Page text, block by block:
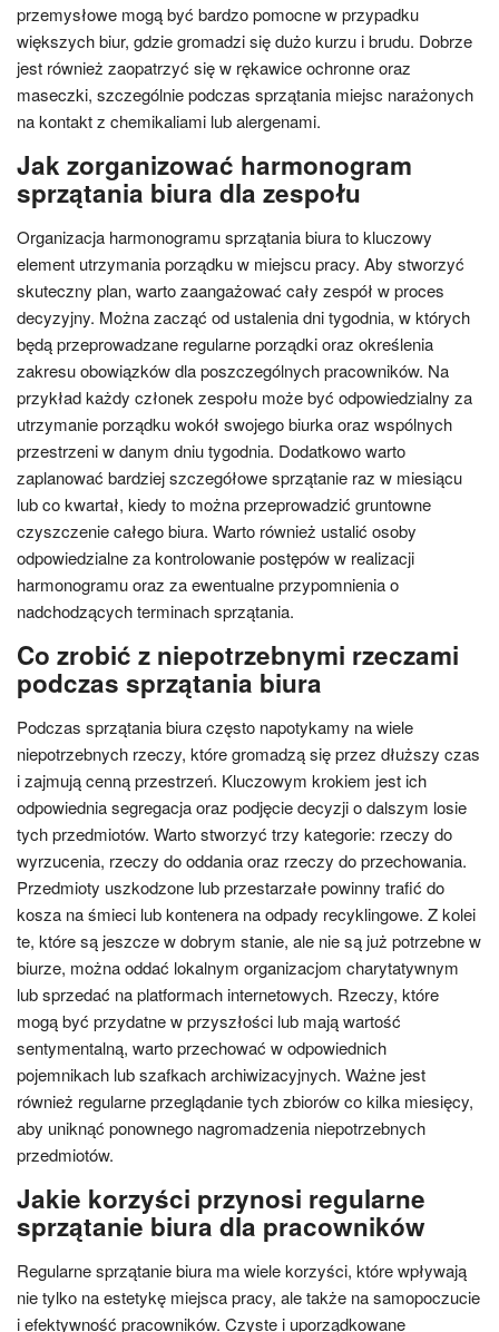
przemysłowe mogą być bardzo pomocne w przypadku
większych biur, gdzie gromadzi się dużo kurzu i brudu. Dobrze
jest również zaopatrzyć się w rękawice ochronne oraz
maseczki, szczególnie podczas sprzątania miejsc narażonych
na kontakt z chemikaliami lub alergenami.
Jak zorganizować harmonogram
sprzątania biura dla zespołu
Organizacja harmonogramu sprzątania biura to kluczowy
element utrzymania porządku w miejscu pracy. Aby stworzyć
skuteczny plan, warto zaangażować cały zespół w proces
decyzyjny. Można zacząć od ustalenia dni tygodnia, w których
będą przeprowadzane regularne porządki oraz określenia
zakresu obowiązków dla poszczególnych pracowników. Na
przykład każdy członek zespołu może być odpowiedzialny za
utrzymanie porządku wokół swojego biurka oraz wspólnych
przestrzeni w danym dniu tygodnia. Dodatkowo warto
zaplanować bardziej szczegółowe sprzątanie raz w miesiącu
lub co kwartał, kiedy to można przeprowadzić gruntowne
czyszczenie całego biura. Warto również ustalić osoby
odpowiedzialne za kontrolowanie postępów w realizacji
harmonogramu oraz za ewentualne przypomnienia o
nadchodzących terminach sprzątania.
Co zrobić z niepotrzebnymi rzeczami
podczas sprzątania biura
Podczas sprzątania biura często napotykamy na wiele
niepotrzebnych rzeczy, które gromadzą się przez dłuższy czas
i zajmują cenną przestrzeń. Kluczowym krokiem jest ich
odpowiednia segregacja oraz podjęcie decyzji o dalszym losie
tych przedmiotów. Warto stworzyć trzy kategorie: rzeczy do
wyrzucenia, rzeczy do oddania oraz rzeczy do przechowania.
Przedmioty uszkodzone lub przestarzałe powinny trafić do
kosza na śmieci lub kontenera na odpady recyklingowe. Z kolei
te, które są jeszcze w dobrym stanie, ale nie są już potrzebne w
biurze, można oddać lokalnym organizacjom charytatywnym
lub sprzedać na platformach internetowych. Rzeczy, które
mogą być przydatne w przyszłości lub mają wartość
sentymentalną, warto przechować w odpowiednich
pojemnikach lub szafkach archiwizacyjnych. Ważne jest
również regularne przeglądanie tych zbiorów co kilka miesięcy,
aby uniknąć ponownego nagromadzenia niepotrzebnych
przedmiotów.
Jakie korzyści przynosi regularne
sprzątanie biura dla pracowników
Regularne sprzątanie biura ma wiele korzyści, które wpływają
nie tylko na estetykę miejsca pracy, ale także na samopoczucie
i efektywność pracowników. Czyste i uporządkowane